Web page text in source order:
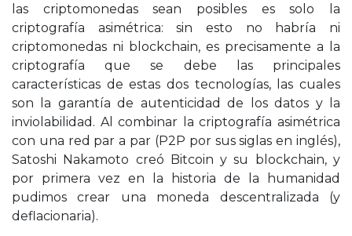
las criptomonedas sean posibles es solo la
criptografía asimétrica: sin esto no habría ni
criptomonedas ni blockchain, es precisamente a la
criptografía que se debe las principales
características de estas dos tecnologías, las cuales
son la garantía de autenticidad de los datos y la
inviolabilidad. Al combinar la criptografía asimétrica
con una red par a par (P2P por sus siglas en inglés),
Satoshi Nakamoto creó Bitcoin y su blockchain, y
por primera vez en la historia de la humanidad
pudimos crear una moneda descentralizada (y
deflacionaria).